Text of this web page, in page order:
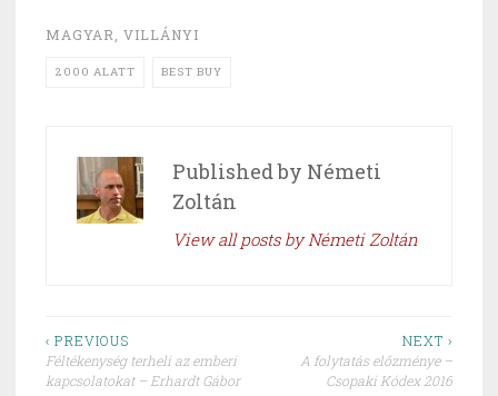
MAGYAR, VILLÁNYI
2000 ALATT BEST BUY
Published by Németi
Zoltán
View all posts by Németi Zoltán
Post
navigation
‹ PREVIOUS
Féltékenység terheli az emberi
kapcsolatokat – Erhardt Gábor
NEXT ›
A folytatás előzménye –
Csopaki Kódex 2016